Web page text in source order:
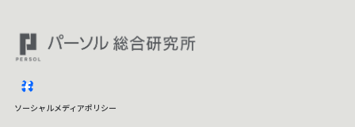
ソーシャルメディアポリシー